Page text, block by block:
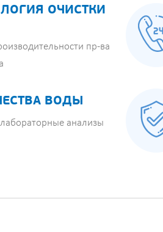
ОЧИСТКИ
пр-ва
ВОДЫ
анализы